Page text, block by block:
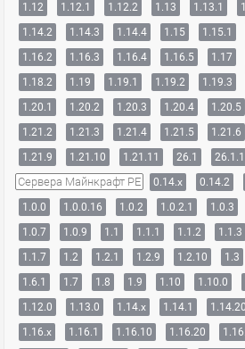
1.12
1.12.1 1.12.2 1.13 1.13.1
1.14.2
1.14.3 1.14.4 1.15 1.15.1
1.16.2
1.16.3 1.16.4 1.16.5 1.17
1.18.2
1.19 1.19.1 1.19.2 1.19.3
1.20.1
1.20.2 1.20.3 1.20.4 1.20.5
1.21.2
1.21.3 1.21.4 1.21.5 1.21.6
1.21.9
1.21.10 1.21.11 26.1 26.1.1
Сервера Майнкрафт PE 0.14.x 0.14.2
1.0.0
1.0.0.16 1.0.2 1.0.2.1 1.0.3
1.0.7
1.0.9 1.1 1.1.1 1.1.2 1.1.3
1.1.7
1.2 1.2.1 1.2.9 1.2.10 1.3
1.6.1
1.7 1.8 1.9 1.10 1.10.0
1.12.0
1.13.0 1.14.x 1.14.1 1.14.20
1.16.x
1.16.1 1.16.10 1.16.20